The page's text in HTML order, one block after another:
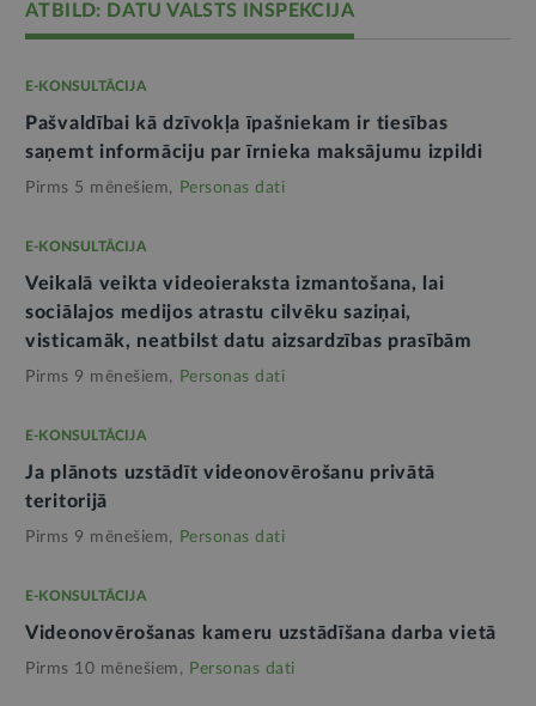
ATBILD: DATU VALSTS INSPEKCIJA
E-KONSULTĀCIJA
Pašvaldībai kā dzīvokļa īpašniekam ir tiesības
saņemt informāciju par īrnieka maksājumu izpildi
Pirms 5 mēnešiem, Personas dati
E-KONSULTĀCIJA
Veikalā veikta videoieraksta izmantošana, lai
sociālajos medijos atrastu cilvēku saziņai,
visticamāk, neatbilst datu aizsardzības prasībām
Pirms 9 mēnešiem, Personas dati
E-KONSULTĀCIJA
Ja plānots uzstādīt videonovērošanu privātā
teritorijā
Pirms 9 mēnešiem, Personas dati
E-KONSULTĀCIJA
Videonovērošanas kameru uzstādīšana darba vietā
Pirms 10 mēnešiem, Personas dati